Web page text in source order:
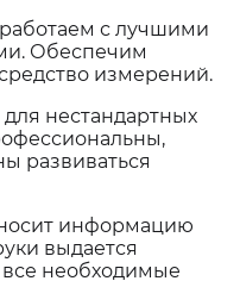
с лучшими
Обеспечим
измерений.
нестандартных
развиваться
информацию
выдается
все необходимые